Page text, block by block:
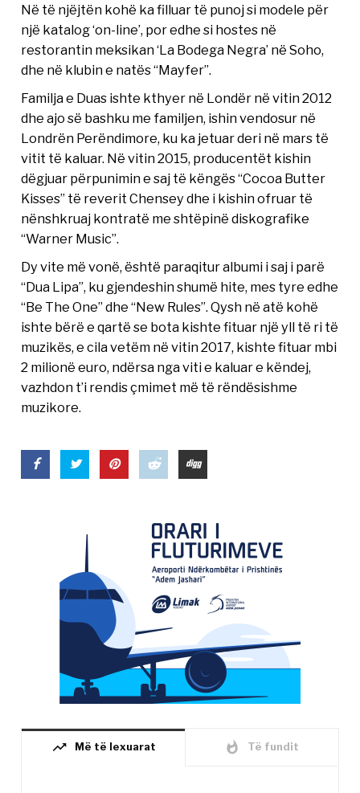
Në të njëjtën kohë ka filluar të punoj si modele për
një katalog ‘on-line’, por edhe si hostes në
restorantin meksikan ‘La Bodega Negra’ në Soho,
dhe në klubin e natës “Mayfer”.
Familja e Duas ishte kthyer në Londër në vitin 2012
dhe ajo së bashku me familjen, ishin vendosur në
Londrën Perëndimore, ku ka jetuar deri në mars të
vitit të kaluar. Në vitin 2015, producentët kishin
dëgjuar përpunimin e saj të këngës “Cocoa Butter
Kisses” të reverit Chensey dhe i kishin ofruar të
nënshkruaj kontratë me shtëpinë diskografike
“Warner Music”.
Dy vite më vonë, është paraqitur albumi i saj i parë
“Dua Lipa”, ku gjendeshin shumë hite, mes tyre edhe
“Be The One” dhe “New Rules”. Qysh në atë kohë
ishte bërë e qartë se bota kishte fituar një yll të ri të
muzikës, e cila vetëm në vitin 2017, kishte fituar mbi
2 milionë euro, ndërsa nga viti e kaluar e këndej,
vazhdon t’i rendis çmimet më të rëndësishme
muzikore.
trending_up Më të lexuarat whatshot Të fundit